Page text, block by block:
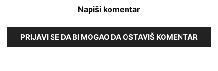
Napiši komentar
PRIJAVI SE DA BI MOGAO DA OSTAVIŠ KOMENTAR